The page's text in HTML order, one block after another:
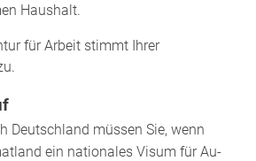
Haushalt.
für Arbeit stimmt Ihrer
Deutschland müssen Sie, wenn
ein nationales Visum für Au-